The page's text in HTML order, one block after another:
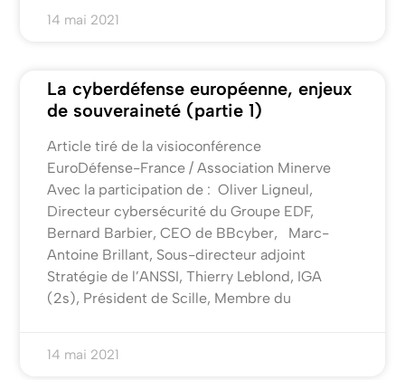
14 mai 2021
La cyberdéfense européenne, enjeux
de souveraineté (partie 1)
Article tiré de la visioconférence
EuroDéfense-France / Association Minerve
Avec la participation de : Oliver Ligneul,
Directeur cybersécurité du Groupe EDF,
Bernard Barbier, CEO de BBcyber, Marc-
Antoine Brillant, Sous-directeur adjoint
Stratégie de l’ANSSI, Thierry Leblond, IGA
(2s), Président de Scille, Membre du
14 mai 2021